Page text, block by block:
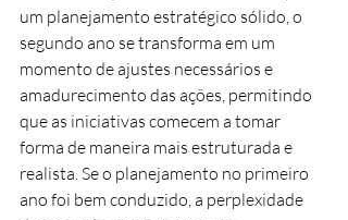
um planejamento estratégico sólido, o
segundo ano se transforma em um
momento de ajustes necessários e
amadurecimento das ações, permitindo
que as iniciativas comecem a tomar
forma de maneira mais estruturada e
realista. Se o planejamento no primeiro
ano foi bem conduzido, a perplexidade